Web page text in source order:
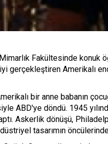
Fakültesinde
gerçekleştiren Amerikalı
bir anne babanın
ABD'ye döndü. 1945
Askerlik dönüşü,
tasarımın